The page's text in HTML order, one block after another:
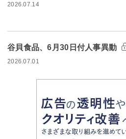
2026.07.14
谷貝食品、6月30日付人事異動
2026.07.01